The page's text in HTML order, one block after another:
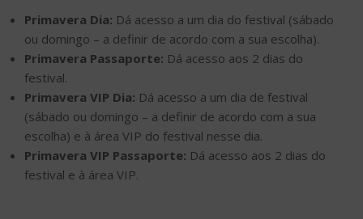
Primavera Dia: Dá acesso a um dia do festival (sábado
ou domingo – a definir de acordo com a sua escolha).
Primavera Passaporte: Dá acesso aos 2 dias do
festival.
Primavera VIP Dia: Dá acesso a um dia de festival
(sábado ou domingo – a definir de acordo com a sua
escolha) e à área VIP do festival nesse dia.
Primavera VIP Passaporte: Dá acesso aos 2 dias do
festival e à área VIP.